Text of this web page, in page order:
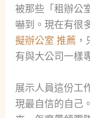
被那些「租辦公
嚇到。現在有很
擬辦公室 推薦
有與大公司一樣
展示人員這份工
現最自信的自己